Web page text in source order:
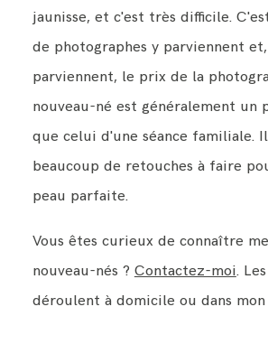
jaunisse, et c'est très difficile.
de photographes y parviennent
parviennent, le prix de la
nouveau-né est généralement un
que celui d'une séance familiale.
beaucoup de retouches à faire
peau parfaite.
Vous êtes curieux de connaître
nouveau-nés ? Contactez-moi.
déroulent à domicile ou dans mon